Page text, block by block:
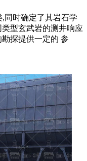
,同时确定了其岩石学
型玄武岩的测井响应
探提供一定的 参